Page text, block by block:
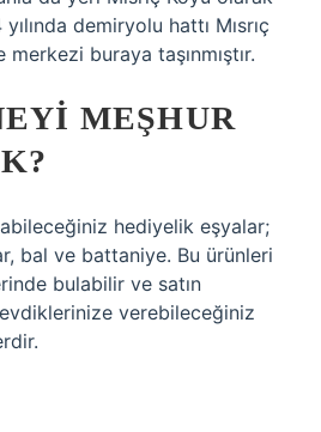
demiryolu hattı Mısrıç
merkezi buraya taşınmıştır.
MEŞHUR
hediyelik eşyalar;
bal ve battaniye. Bu ürünleri
bulabilir ve satın
verebileceğiniz